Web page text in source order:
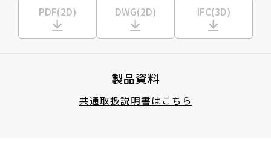
PDF(2D) DWG(2D) IFC(3D)
製品資料
共通取扱説明書はこちら